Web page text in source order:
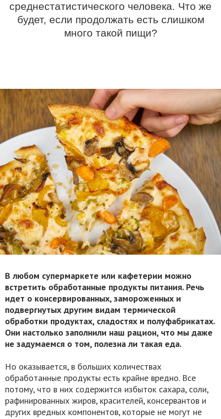
среднестатистического человека. Что же
будет, если продолжать есть слишком
много такой пищи?
В любом супермаркете или кафетерии можно
встретить обработанные продукты питания. Речь
идет о консервированных, замороженных и
подвергнутых другим видам термической
обработки продуктах, сладостях и полуфабрикатах.
Они настолько заполнили наш рацион, что мы даже
не задумаемся о том, полезна ли такая еда.
Но оказывается, в больших количествах
обработанные продукты есть крайне вредно. Все
потому, что в них содержится избыток сахара, соли,
рафинированных жиров, красителей, консервантов и
других вредных компонентов, которые не могут не